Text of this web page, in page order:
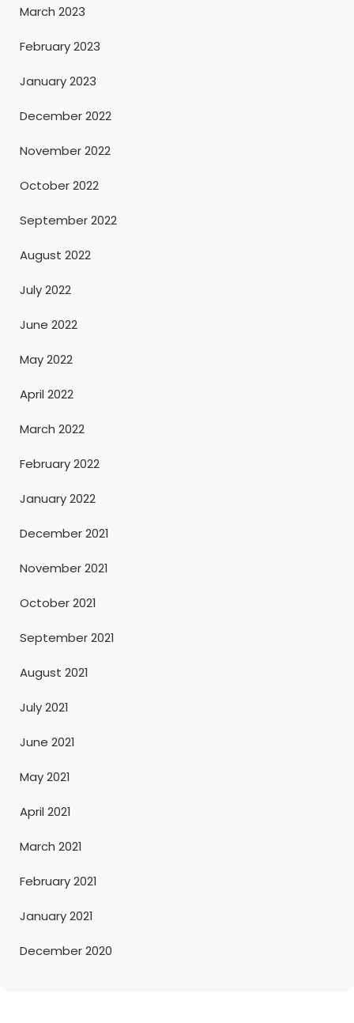
March 2023
February 2023
January 2023
December 2022
November 2022
October 2022
September 2022
August 2022
July 2022
June 2022
May 2022
April 2022
March 2022
February 2022
January 2022
December 2021
November 2021
October 2021
September 2021
August 2021
July 2021
June 2021
May 2021
April 2021
March 2021
February 2021
January 2021
December 2020